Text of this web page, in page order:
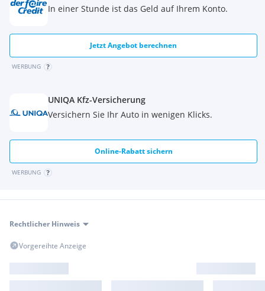
In einer Stunde ist das Geld auf Ihrem Konto.
Jetzt Angebot berechnen
WERBUNG
UNIQA Kfz-Versicherung
Versichern Sie Ihr Auto in wenigen Klicks.
Online-Rabatt sichern
WERBUNG
Rechtlicher Hinweis
Vorgereihte Anzeige